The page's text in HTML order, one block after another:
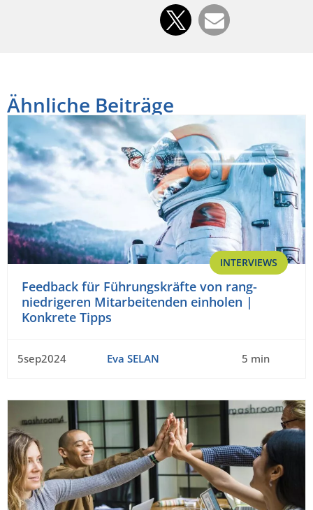
Ähnliche Beiträge
INTERVIEWS
Feedback für Führungskräfte von rang-
niedrigeren Mitarbeitenden einholen |
Konkrete Tipps
5sep2024 Eva SELAN 5 min